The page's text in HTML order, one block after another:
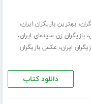
،بهترین بازیگران ایران،
،بازیگران زن سینمای ایران،
ایران، عکس بازیگران
دانلود کتاب